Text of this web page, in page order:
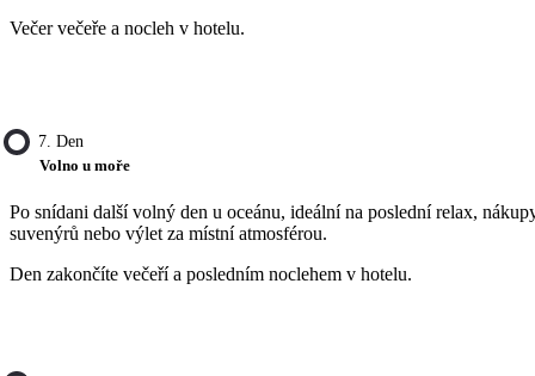
Večer večeře a nocleh v hotelu.
7. Den
Volno u moře
Po snídani další volný den u oceánu, ideální na poslední relax,
suvenýrů nebo výlet za místní atmosférou.
Den zakončíte večeří a posledním noclehem v hotelu.